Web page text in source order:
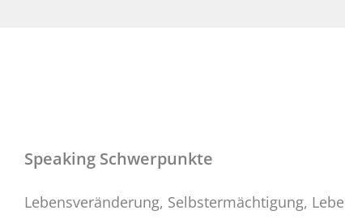
Speaking Schwerpunkte
Lebensveränderung, Selbstermächtigung,